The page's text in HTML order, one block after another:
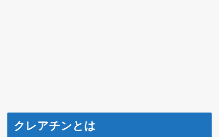
クレアチンとは